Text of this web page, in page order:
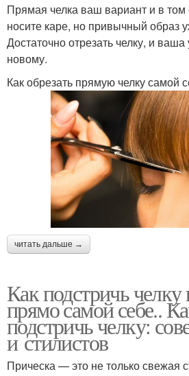
Прямая челка ваш вариант и в том
носите каре, но привычный образ
Достаточно отрезать челку, и ваша
новому.
Как обрезать прямую челку самой
читать дальше →
Как подстричь
прямо самой себе..
подстричь челку:
и стилистов
Прическа — это не только свежая